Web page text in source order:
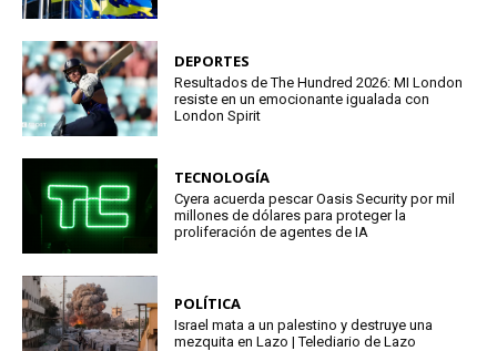
DEPORTES
Resultados de The Hundred 2026: MI London
resiste en un emocionante igualada con
London Spirit
TECNOLOGÍA
Cyera acuerda pescar Oasis Security por mil
millones de dólares para proteger la
proliferación de agentes de IA
POLÍTICA
Israel mata a un palestino y destruye una
mezquita en Lazo | Telediario de Lazo